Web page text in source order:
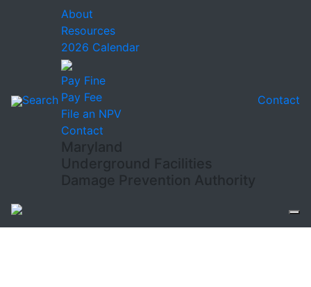
Search
About
Resources
2026 Calendar
Pay Fine
Pay Fee
File an NPV
Contact
Maryland
Underground Facilities
Damage Prevention Authority
Contact